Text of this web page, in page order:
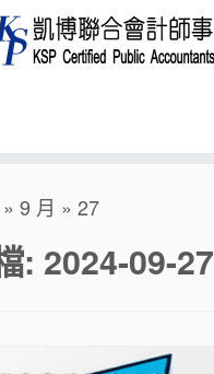
» 9 月 » 27
: 2024-09-27